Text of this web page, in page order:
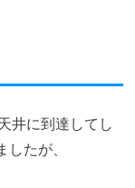
井に到達してし
したが、